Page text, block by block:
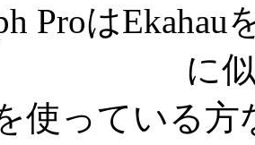
Proは
に
使っている